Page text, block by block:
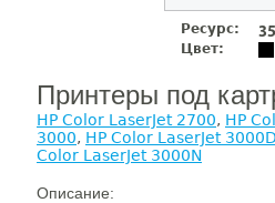
Ресурс:
Цвет:
Принтеры под
HP Color LaserJet 2700, HP
3000, HP Color LaserJet
Color LaserJet 3000N
Описание: